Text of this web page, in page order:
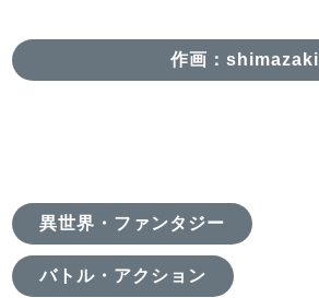
作画：shimazaki
異世界・ファンタジー
バトル・アクション